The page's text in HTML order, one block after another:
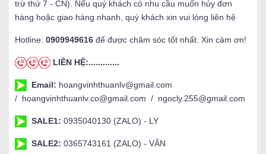
trừ thứ 7 - CN). Nếu quý khách có nhu cầu muốn hủy đơn
hàng hoặc giao hàng nhanh, quý khách xin vui lòng liên hệ
Hotline: 0909949616 để được chăm sóc tốt nhất. Xin cảm ơn!
LIÊN HỆ:.............
Email: hoangvinhthuanlv@gmail.com
/ hoangvinhthuanlv.co@gmail.com / ngocly.255@gmail.com
SALE1: 0935040130 (ZALO) - LY
SALE2: 0365743161 (ZALO) - VÂN